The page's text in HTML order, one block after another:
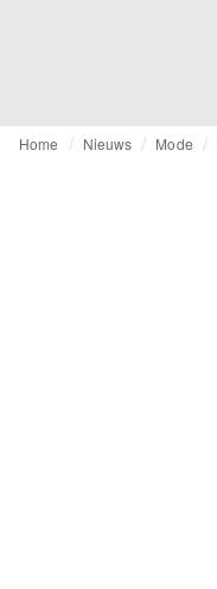
Home Nieuws Mode